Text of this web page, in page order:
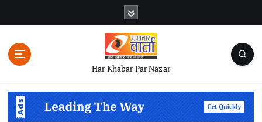
Har Khabar Par Nazar